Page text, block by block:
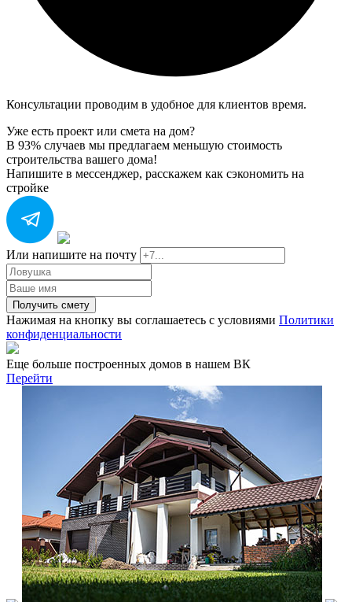
Консультации проводим в удобное для клиентов время.
Уже есть проект или смета на дом?
В 93% случаев мы предлагаем меньшую стоимость
строительства вашего дома!
Напишите в мессенджер, расскажем как сэкономить на
стройке
Или напишите на почту
Получить смету
Нажимая на кнопку вы соглашаетесь с условиями Политики
конфиденциальности
Еще больше построенных домов в нашем ВК
Перейти